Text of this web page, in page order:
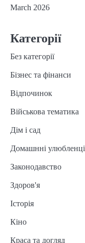
March 2026
Категорії
Без категорії
Бізнес та фінанси
Відпочинок
Військова тематика
Дім і сад
Домашнні улюбленці
Законодавство
Здоров'я
Історія
Кіно
Краса та догляд